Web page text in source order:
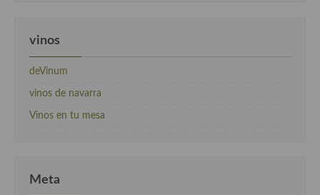
vinos
deVinum
vinos de navarra
Vinos en tu mesa
Meta